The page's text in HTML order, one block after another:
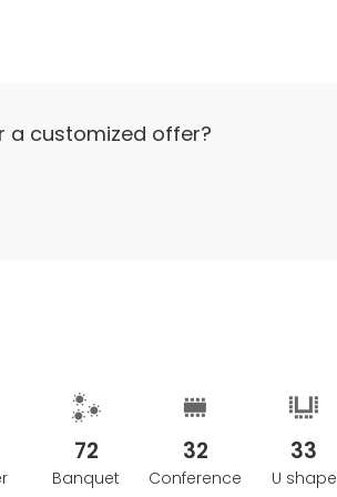
a customized offer?
72
Banquet
32
Conference
33
U shape